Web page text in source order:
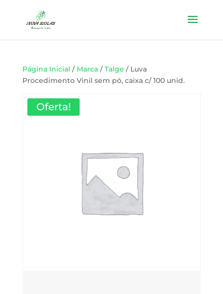
Página Inicial / Marca/Talge / Luva
Procedimento Vinil sem pó, caixa c/ 100 unid.
Oferta!